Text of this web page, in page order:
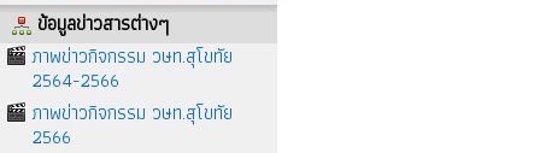
ข้อมูลข่าวสารต่างๆ
ภาพข่าวกิจกรรม วษท.สุโขทัย
2564-2566
ภาพข่าวกิจกรรม วษท.สุโขทัย
2566